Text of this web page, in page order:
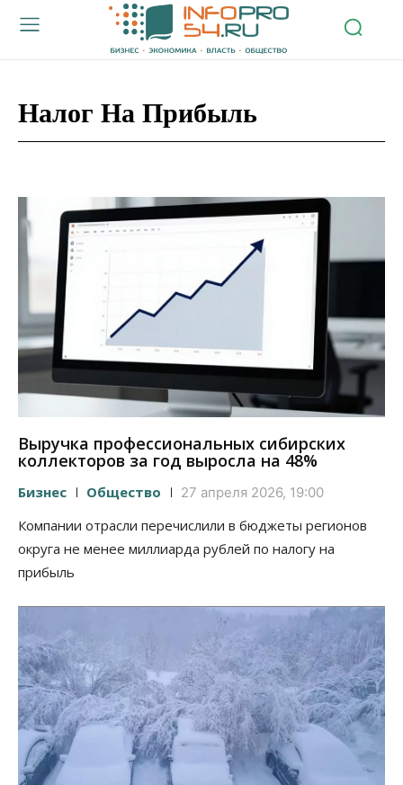
Налог На Прибыль
Выручка профессиональных сибирских
коллекторов за год выросла на 48%
Бизнес Общество 27 апреля 2026, 19:00
Компании отрасли перечислили в бюджеты регионов
округа не менее миллиарда рублей по налогу на
прибыль